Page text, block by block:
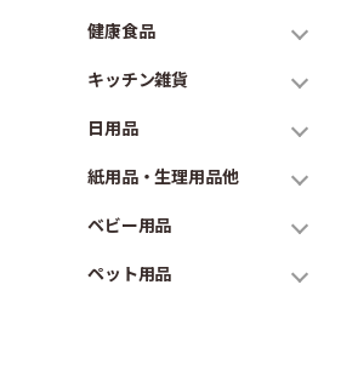
健康食品
キッチン雑貨
日用品
紙用品・生理用品他
ベビー用品
ペット用品